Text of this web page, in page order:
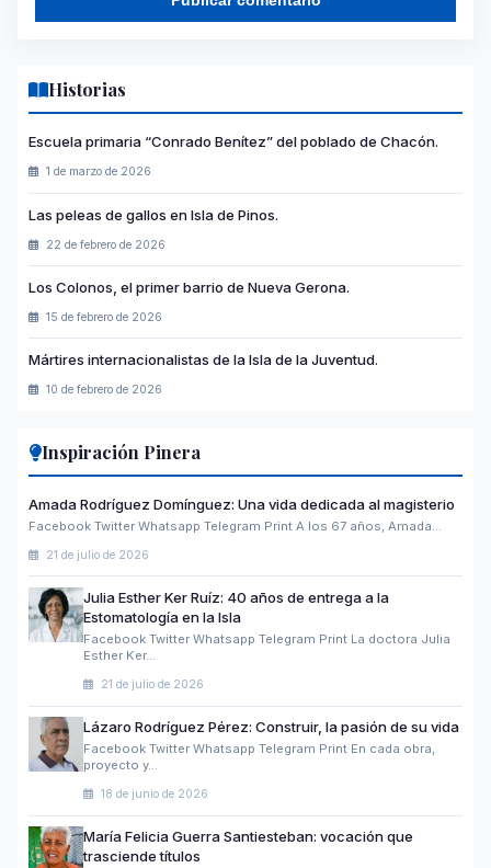
Historias
Escuela primaria “Conrado Benítez” del poblado de Chacón.
1 de marzo de 2026
Las peleas de gallos en Isla de Pinos.
22 de febrero de 2026
Los Colonos, el primer barrio de Nueva Gerona.
15 de febrero de 2026
Mártires internacionalistas de la Isla de la Juventud.
10 de febrero de 2026
Inspiración Pinera
Amada Rodríguez Domínguez: Una vida dedicada al magisterio
Facebook Twitter Whatsapp Telegram Print A los 67 años, Amada…
21 de julio de 2026
Julia Esther Ker Ruíz: 40 años de entrega a la
Estomatología en la Isla
Facebook Twitter Whatsapp Telegram Print La doctora Julia
Esther Ker…
21 de julio de 2026
Lázaro Rodríguez Pérez: Construir, la pasión de su vida
Facebook Twitter Whatsapp Telegram Print En cada obra,
proyecto y…
18 de junio de 2026
María Felicia Guerra Santiesteban: vocación que
trasciende títulos